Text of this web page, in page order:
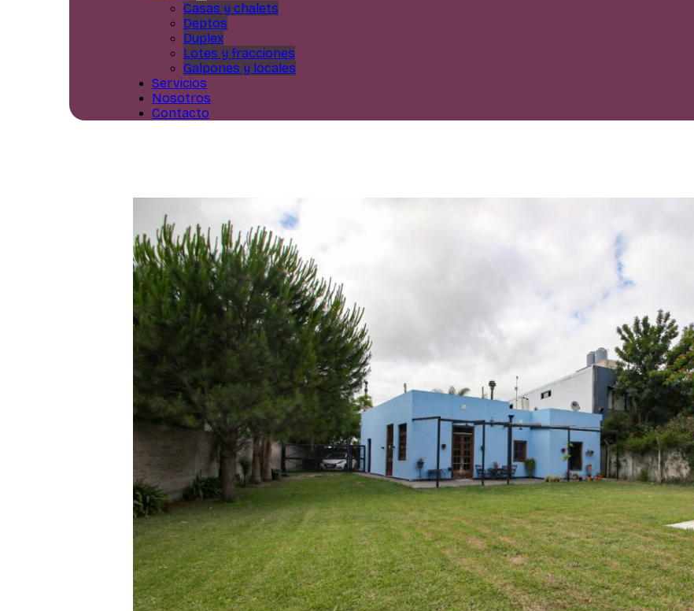
Casas y chalets
Deptos
Duplex
Lotes y fracciones
Galpones y locales
Servicios
Nosotros
Contacto